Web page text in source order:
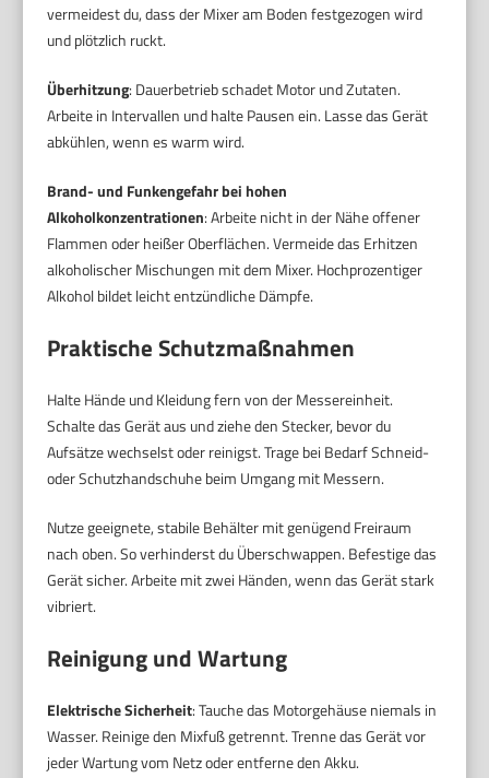
vermeidest du, dass der Mixer am Boden festgezogen wird
und plötzlich ruckt.
Überhitzung: Dauerbetrieb schadet Motor und Zutaten.
Arbeite in Intervallen und halte Pausen ein. Lasse das Gerät
abkühlen, wenn es warm wird.
Brand- und Funkengefahr bei hohen
Alkoholkonzentrationen: Arbeite nicht in der Nähe offener
Flammen oder heißer Oberflächen. Vermeide das Erhitzen
alkoholischer Mischungen mit dem Mixer. Hochprozentiger
Alkohol bildet leicht entzündliche Dämpfe.
Praktische Schutzmaßnahmen
Halte Hände und Kleidung fern von der Messereinheit.
Schalte das Gerät aus und ziehe den Stecker, bevor du
Aufsätze wechselst oder reinigst. Trage bei Bedarf Schneid-
oder Schutzhandschuhe beim Umgang mit Messern.
Nutze geeignete, stabile Behälter mit genügend Freiraum
nach oben. So verhinderst du Überschwappen. Befestige das
Gerät sicher. Arbeite mit zwei Händen, wenn das Gerät stark
vibriert.
Reinigung und Wartung
Elektrische Sicherheit: Tauche das Motorgehäuse niemals in
Wasser. Reinige den Mixfuß getrennt. Trenne das Gerät vor
jeder Wartung vom Netz oder entferne den Akku.